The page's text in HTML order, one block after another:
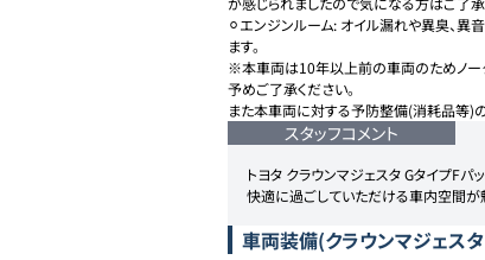
⚪︎エンジンルーム: オイル漏れや異臭、異
ます。
※本車両は10年以上前の車両のためノー
予めご了承ください。
スタッフコメント
トヨタ クラウンマジェスタ GタイプFパ
快適に過ごしていただける車内空間が
車両装備(クラウンマジェス